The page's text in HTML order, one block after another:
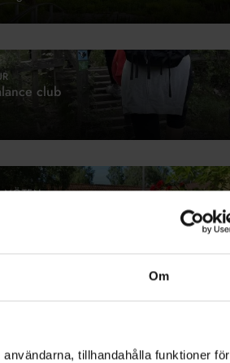
Om
tillhandahålla funktioner för
club
MÖTEN